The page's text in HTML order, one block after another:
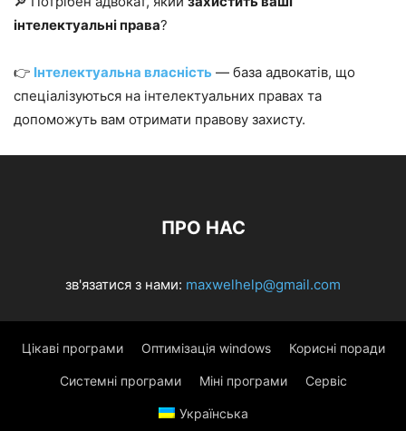
інтелектуальні права?
👉 Інтелектуальна власність — база адвокатів, що
спеціалізуються на інтелектуальних правах та
допоможуть вам отримати правову захисту.
ПРО НАС
зв'язатися з нами: maxwelhelp@gmail.com
Цікаві програми Оптимізація windows Корисні поради
Системні програми Міні програми Сервіс
Українська